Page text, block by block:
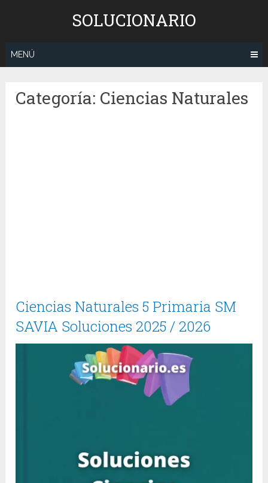
SOLUCIONARIO
MENÚ
Categoría: Ciencias Naturales
Ciencias Naturales 5 Primaria SM
SAVIA Soluciones 2025 / 2026